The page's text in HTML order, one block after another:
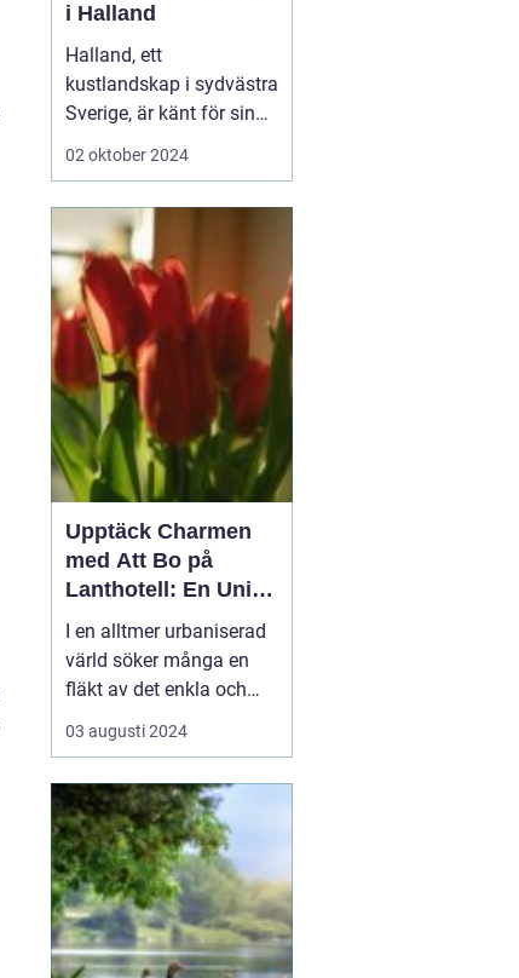
i Halland
Halland, ett
kustlandskap i sydvästra
Sverige, är känt för sin
vackra natur, långa
Området är en populär
destination för
semesterfirare som
söker lugn och
avkoppling från stadens
brus. Bland Hallands
böljande åk...
02 oktober 2024
Upptäck Charmen
med Att Bo på
Lanthotell: En Unik
Upplevelse på
Smålandstorpet
I en alltmer urbaniserad
värld söker många en
fläkt av det enkla och
naturnära livet. Att
övernatta på ett
fånga just denna
upplevelse - och få en
paus från s...
03 augusti 2024